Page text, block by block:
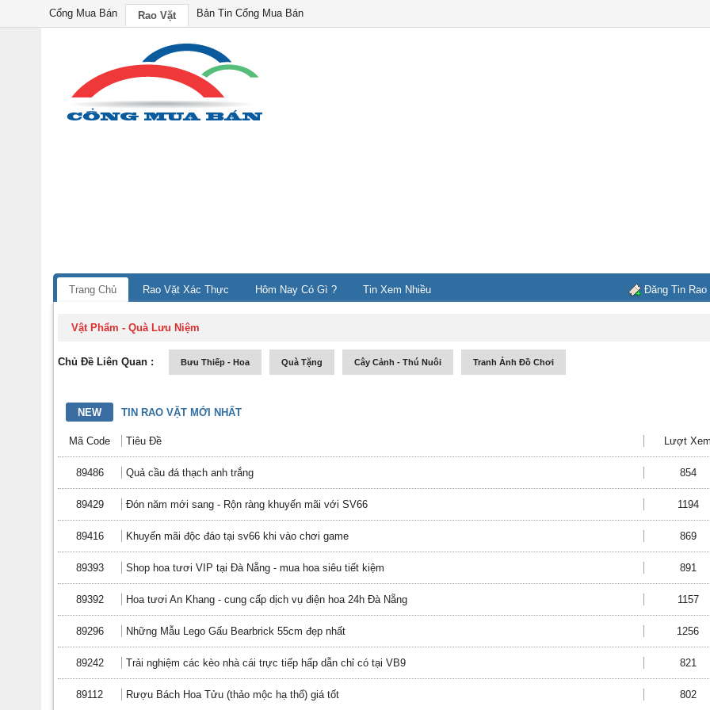
Cổng Mua Bán Rao Vặt Bản Tin Cổng Mua Bán
Trang Chủ Rao Vặt Xác Thực Hôm Nay Có Gì ? Tin Xem Nhiều Đăng Tin Rao
Vật Phẩm - Quà Lưu Niệm
Chủ Đề Liên Quan : Bưu Thiếp - Hoa Quà Tặng Cây Cảnh - Thú Nuôi Tranh Ảnh Đồ Chơi
NEW TIN RAO VẶT MỚI NHẤT
Mã Code Tiêu Đề Lượt
89486 Quả cầu đá thạch anh trắng 854
89429 Đón năm mới sang - Rộn ràng khuyến mãi với SV66 1194
89416 Khuyến mãi độc đáo tại sv66 khi vào chơi game 869
89393 Shop hoa tươi VIP tại Đà Nẵng - mua hoa siêu tiết kiệm 891
89392 Hoa tươi An Khang - cung cấp dịch vụ điện hoa 24h Đà Nẵng 1157
89296 Những Mẫu Lego Gấu Bearbrick 55cm đẹp nhất 1256
89242 Trải nghiệm các kèo nhà cái trực tiếp hấp dẫn chỉ có tại VB9 821
89112 Rượu Bách Hoa Tửu (thảo mộc hạ thổ) giá tốt 802